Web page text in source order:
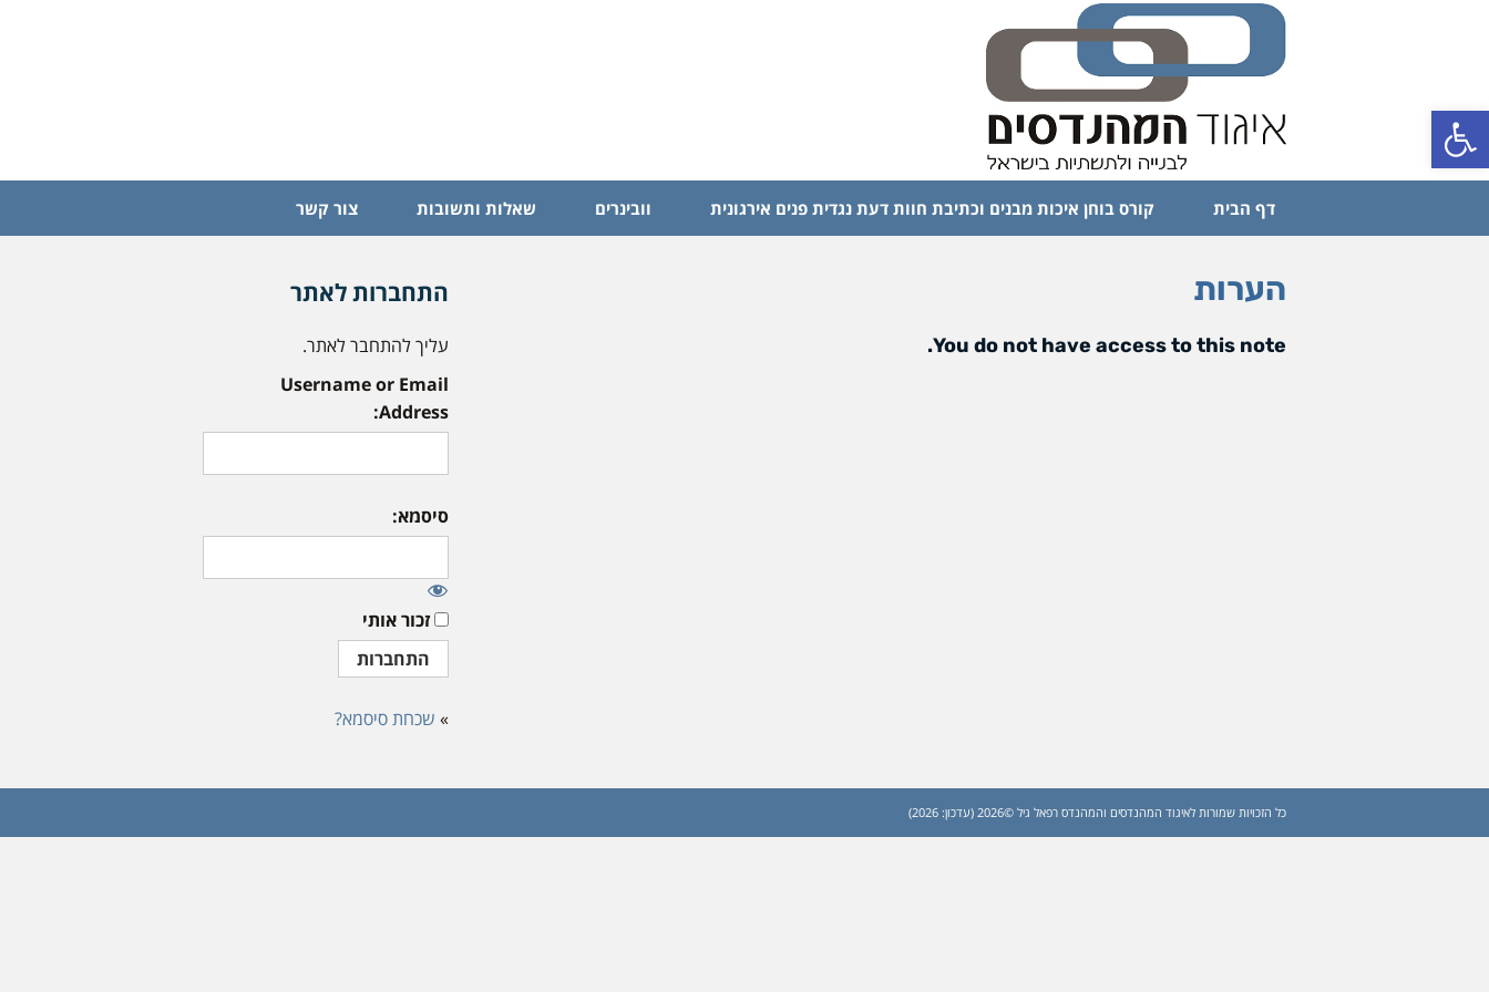
פתח סרגל נגישות
דף הבית קורס בוחן איכות מבנים וכתיבת חוות דעת נגדית פנים אירגונית וובינרים שאלות ותשובות צור קשר
הערות
You do not have access to this note.
התחברות לאתר
עליך להתחבר לאתר.
Username or Email
Address:
סיסמא:
זכור אותי
» שכחת סיסמא?
כל הזכויות שמורות לאיגוד המהנדסים והמהנדס רפאל גיל ©2026 (עדכון: 2026)